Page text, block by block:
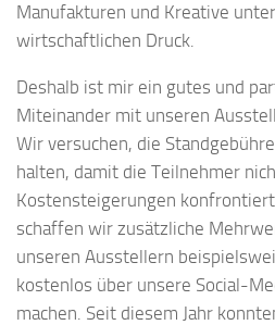
Manufakturen und Kreative
wirtschaftlichen Druck.
Deshalb ist mir ein gutes und
Miteinander mit unseren
Wir versuchen, die
halten, damit die Teilnehmer
Kostensteigerungen
schaffen wir zusätzliche
unseren Ausstellern
kostenlos über unsere Social-
machen. Seit diesem Jahr